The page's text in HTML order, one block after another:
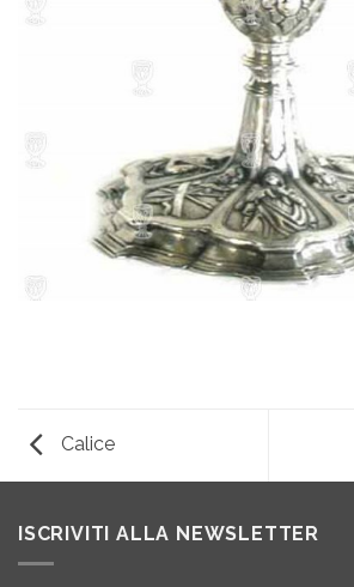
Calice
ISCRIVITI ALLA NEWSLETTER